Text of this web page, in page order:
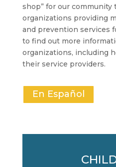
shop” for our community
organizations providing
and prevention services
to find out more
organizations, including
their service providers.
En Español